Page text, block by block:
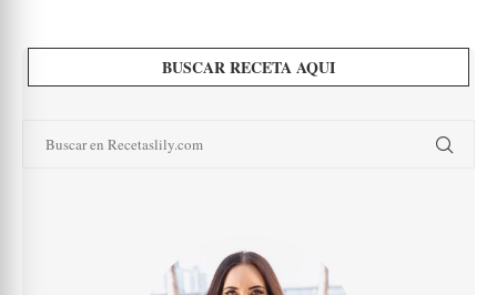
BUSCAR RECETA AQUI